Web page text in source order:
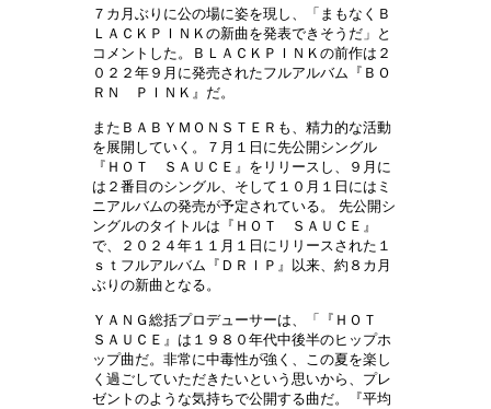
７カ月ぶりに公の場に姿を現し、「まもなくＢ
ＬＡＣＫＰＩＮＫの新曲を発表できそうだ」と
コメントした。ＢＬＡＣＫＰＩＮＫの前作は２
０２２年９月に発売されたフルアルバム『ＢＯ
ＲＮ ＰＩＮＫ』だ。
またＢＡＢＹＭＯＮＳＴＥＲも、精力的な活動
を展開していく。７月１日に先公開シングル
『ＨＯＴ ＳＡＵＣＥ』をリリースし、９月に
は２番目のシングル、そして１０月１日にはミ
ニアルバムの発売が予定されている。 先公開シ
ングルのタイトルは『ＨＯＴ ＳＡＵＣＥ』
で、２０２４年１１月１日にリリースされた１
ｓｔフルアルバム『ＤＲＩＰ』以来、約８カ月
ぶりの新曲となる。
ＹＡＮＧ総括プロデューサーは、「『ＨＯＴ
ＳＡＵＣＥ』は１９８０年代中後半のヒップホ
ップ曲だ。非常に中毒性が強く、この夏を楽し
く過ごしていただきたいという思いから、プレ
ゼントのような気持ちで公開する曲だ。『平均